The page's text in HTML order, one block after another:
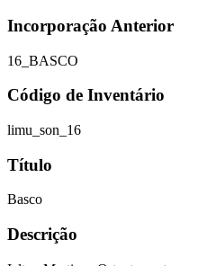
Incorporação Anterior
16_BASCO
Código de Inventário
limu_son_16
Título
Basco
Descrição